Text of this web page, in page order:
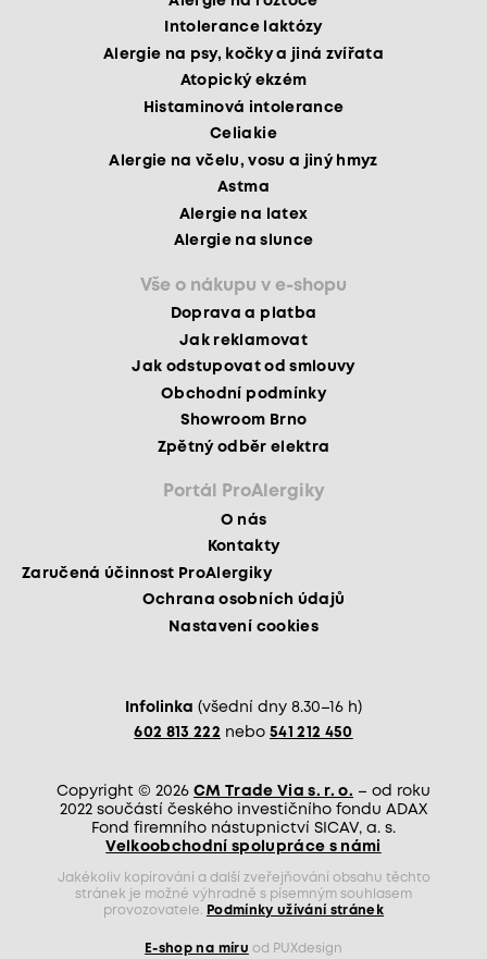
Intolerance laktózy
Alergie na psy, kočky a jiná zvířata
Atopický ekzém
Histaminová intolerance
Celiakie
Alergie na včelu, vosu a jiný hmyz
Astma
Alergie na latex
Alergie na slunce
Vše o nákupu v e-shopu
Doprava a platba
Jak reklamovat
Jak odstupovat od smlouvy
Obchodní podmínky
Showroom Brno
Zpětný odběr elektra
Portál ProAlergiky
O nás
Kontakty
Zaručená účinnost ProAlergiky
Ochrana osobních údajů
Nastavení cookies
Infolinka (všední dny 8.30–16 h)
602 813 222 nebo 541 212 450
Copyright © 2026 CM Trade Via s. r. o. – od roku
2022 součástí českého investičního fondu ADAX
Fond firemního nástupnictví SICAV, a. s.
Velkoobchodní spolupráce s námi
Jakékoliv kopírování a další zveřejňování obsahu těchto
stránek je možné výhradně s písemným souhlasem
provozovatele.
Podmínky užívání stránek
E-shop na míru od PUXdesign